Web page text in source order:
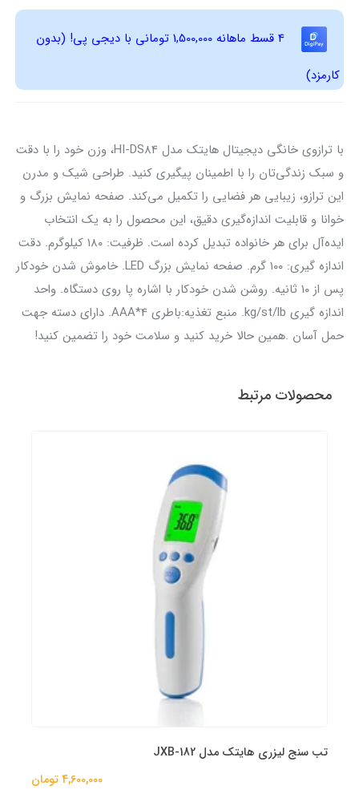
4 قسط ماهانه 1,500,000 تومانی با دیجی ‌پی! (بدون
کارمزد)
با ترازوی خانگی دیجیتال هایتک مدل HI-DS84، وزن خود را با دقت
و سبک زندگی‌تان را با اطمینان پیگیری کنید. طراحی شیک و مدرن
این ترازو، زیبایی هر فضایی را تکمیل می‌کند. صفحه نمایش بزرگ و
خوانا و قابلیت اندازه‌گیری دقیق، این محصول را به یک انتخاب
ایده‌آل برای هر خانواده تبدیل کرده است. ظرفيت: ١٨٠ كيلوگرم. دقت
اندازه گيري: ١٠٠ گرم. صفحه نمايش بزرگ LED. خاموش شدن خودكار
پس از ١٠ ثانيه. روشن شدن خودكار با اشاره پا روي دستگاه. واحد
اندازه گيري kg/st/lb. منبع تغذيه:باطری AAA*4. داراي دسته جهت
حمل آسان .همین حالا خرید کنید و سلامت خود را تضمین کنید!
محصولات مرتبط
تب سنج لیزری هایتک مدل JXB-182
4,600,000 تومان